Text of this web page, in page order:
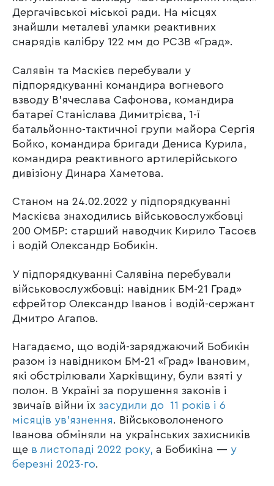
Дергачівської міської ради. На місцях
знайшли металеві уламки реактивних
снарядів калібру 122 мм до РСЗВ «Град».
Салявін та Маскієв перебували у
підпорядкуванні командира вогневого
взводу В’ячеслава Сафонова, командира
батареї Станіслава Димитрієва, 1-ї
батальйонно-тактичної групи майора Сергія
Бойко, командира бригади Дениса Курила,
командира реактивного артилерійського
дивізіону Динара Хаметова.
Станом на 24.02.2022 у підпорядкуванні
Маскієва знаходились військовослужбовці
200 ОМБР: старший наводчик Кирило Тасоєв
і водій Олександр Бобикін.
У підпорядкуванні Салявіна перебували
військовослужбовці: навідник БМ-21 Град»
єфрейтор Олександр Іванов і водій-сержант
Дмитро Агапов.
Нагадаємо, що водій-заряджаючий Бобикін
разом із навідником БМ-21 «Град» Івановим,
які обстрілювали Харківщину, були взяті у
полон. В Україні за порушення законів і
звичаїв війни їх засудили до 11 років і 6
місяців ув’язнення. Військоволоненого
Іванова обміняли на українських захисників
ще в листопаді 2022 року, а Бобикіна — у
березні 2023-го.